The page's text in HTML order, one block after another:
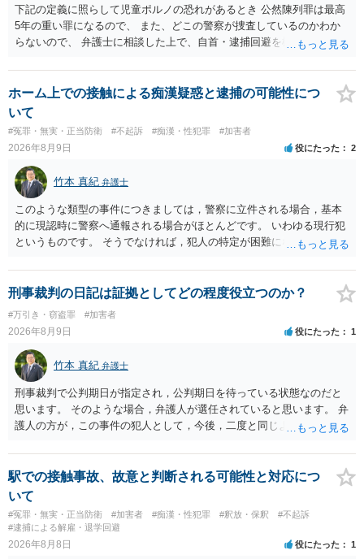
下記の定義に照らして児童ポルノの恐れがあるとき 公然陳列罪は最高
5年の重い罪になるので、 また、どこの警察が捜査しているのかわか
らないので、 弁護士に相談した上で、自首・逮捕回避を検討して下さ
童の性的な部位（性器等若しくはその周辺部、臀でん部又は胸部をい
う。）が露出され又は強調されているものであり、かつ、性欲を興奮
させ又は刺激するもの
ホーム上での接触による痴漢疑惑と逮捕の可能性につ
いて
#冤罪・無実・正当防衛 #不起訴 #痴漢・性犯罪 #加害者
2026年8月9日 役にたった 2
竹本 真紀 弁護士
このような類型の事件につきましては，警察に立件される場合，基本
的に現認時に警察へ通報される場合がほとんどです。 いわゆる現行犯
というものです。 そうでなければ，犯人の特定が困難になってしまい
（事件性）とともに，誰の行為かの判断がされる（犯人性）が必要な
のですが，現認時に警察が臨場できる場合以外は，基本的に犯人性を
特定することができません。もちろん，常習性が顕著で，既に前科を
有していて警察に把握されていれば別ですが，そのような方は，この
ような場所に質問を掲げてくることはありません。心配・不安になる
ことはよくわかるのですが，心配・不安を感じている方は，警察に把
握されていることがありませんので，犯人性が特定されることはあり
ません。したがって，自分が犯人であるとされることはないのです。
ですから，相談者の場合は，大丈夫です。安心してください。それで
は，①～③に答えます。 ①について 腕の動き，女性への向かい方をみ
れば，酔っていて偶然の出来事か，意図的に偶然を装うように触った
のかは，わかります。触る瞬間ではなくて，触るまでの状況の方が重
要です。酔っていてふらついていたのであれば，そのときだけふらつ
いているわけではありません。腕の振り方も，そのときだけ偶然大き
くなるわけではありません。ですから，本件では，意図的だと疑われ
ることはないと思います。その雰囲気は，当たってしまった女性にも
伝わっていたのでしょう。ですから大丈夫です。なお，故意は，主観
面の話なので，防犯カメラの映像で決められることはありません。本
刑事裁判の日記は証拠としてどの程度役立つのか？
#万引き・窃盗罪 #加害者
2026年8月9日 役にたった 1
竹本 真紀 弁護士
刑事裁判で公判期日が指定され，公判期日を待っている状態なのだと
思います。 そのような場合，弁護人が選任されていると思います。 弁
護人の方が，この事件の犯人として，今後，二度と同じような犯罪を
いかアドバイスしてくれると思います。そして，書いた内容は，被告
人質問などで活用されることになると思います。 裁判のためだけに記
録するわけではないかもしれませんが，「裁判において証拠として利
用できる可能性があれば」と考えているのであれば，本件について証
拠も見て内容を把握している，弁護人の方と相談して書く内容を打ち
合わせて進めるのが，裁判の観点では一番効果的だと思います。 適応
駅での接触事故、故意と判断される可能性と対応につ
いて
#冤罪・無実・正当防衛 #加害者 #痴漢・性犯罪 #釈放・保釈
#不起訴
#逮捕による解雇・退学回避
2026年8月8日 役にたった 1